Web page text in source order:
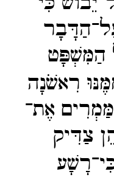
הַמִּשְׁפָּט
רִאשֹׁנָה
אֶת־​
צַדִּיק